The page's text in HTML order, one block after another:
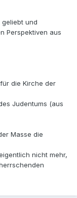
geliebt und
Perspektiven aus
die Kirche der
Judentums (aus
Masse die
nicht mehr,